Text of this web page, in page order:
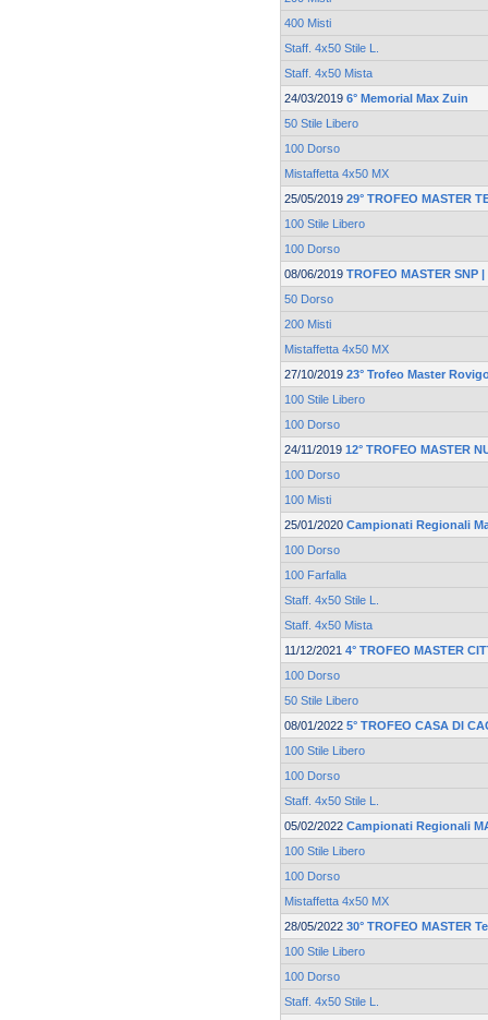
400 Misti
Staff. 4x50 Stile L.
Staff. 4x50 Mista
24/03/2019 6° Memorial Max Zuin
50 Stile Libero
100 Dorso
Mistaffetta 4x50 MX
25/05/2019 29° TROFEO MASTER
100 Stile Libero
100 Dorso
08/06/2019 TROFEO MASTER SNP
50 Dorso
200 Misti
Mistaffetta 4x50 MX
27/10/2019 23° Trofeo Master
100 Stile Libero
100 Dorso
24/11/2019 12° TROFEO MASTER
100 Dorso
100 Misti
25/01/2020 Campionati Regionali
100 Dorso
100 Farfalla
Staff. 4x50 Stile L.
Staff. 4x50 Mista
11/12/2021 4° TROFEO MASTER
100 Dorso
50 Stile Libero
08/01/2022 5° TROFEO CASA DI
100 Stile Libero
100 Dorso
Staff. 4x50 Stile L.
05/02/2022 Campionati Regionali
100 Stile Libero
100 Dorso
Mistaffetta 4x50 MX
28/05/2022 30° TROFEO MASTER
100 Stile Libero
100 Dorso
Staff. 4x50 Stile L.